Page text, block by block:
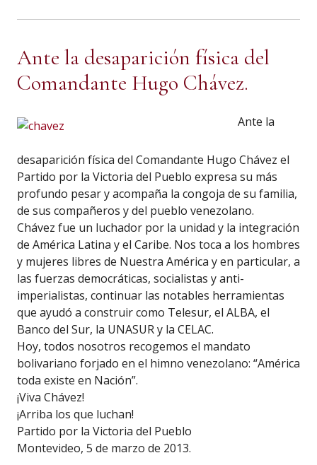
Ante la desaparición física del
Comandante Hugo Chávez.
Ante la
desaparición física del Comandante Hugo Chávez el
Partido por la Victoria del Pueblo expresa su más
profundo pesar y acompaña la congoja de su familia,
de sus compañeros y del pueblo venezolano.
Chávez fue un luchador por la unidad y la integración
de América Latina y el Caribe. Nos toca a los hombres
y mujeres libres de Nuestra América y en particular, a
las fuerzas democráticas, socialistas y anti-
imperialistas, continuar las notables herramientas
que ayudó a construir como Telesur, el ALBA, el
Banco del Sur, la UNASUR y la CELAC.
Hoy, todos nosotros recogemos el mandato
bolivariano forjado en el himno venezolano: “América
toda existe en Nación”.
¡Viva Chávez!
¡Arriba los que luchan!
Partido por la Victoria del Pueblo
Montevideo, 5 de marzo de 2013.